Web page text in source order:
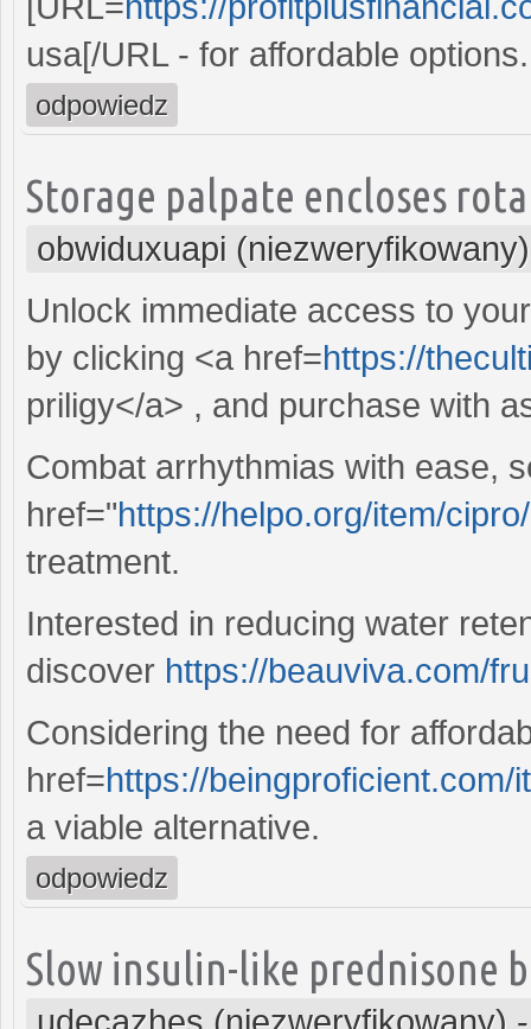
usa[/URL - for affordable options.
odpowiedz
Storage palpate encloses
obwiduxuapi (niezweryfikowany)
Unlock immediate access to
by clicking <a href=https://
priligy</a> , and purchase with
Combat arrhythmias with ease,
href="https://helpo.org/item/
treatment.
Interested in reducing water
discover https://beauviva.com/
Considering the need for
href=https://
a viable alternative.
odpowiedz
Slow insulin-like prednisone
udecazhes (niezweryfikowany)